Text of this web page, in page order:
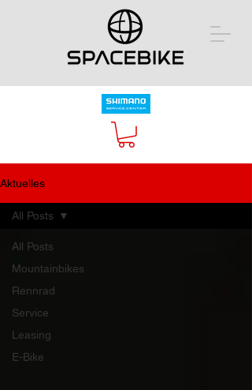
Aktuelles
All Posts
Mountainbikes
Rennrad
Service
Leasing
E-Bike
All Posts